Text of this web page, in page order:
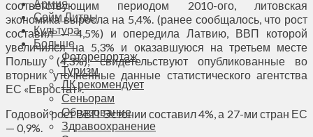
Армия
Сейм Литвы
Культура
Больше
Фоторепортаж
Туризм
ЛК рекомендует
Сеньорам
Образование
Здравоохранение
соответствующим периодом 2010-ого, литовская
экономика выросла на 5,4%. (ранее сообщалось, что рост
составил — 4,5%) и опередила Латвию, ВВП которой
увеличился на 5,3% и оказавшуюся на третьем месте
Польшу (4,3%), свидетельствуют опубликованные во
вторник уточненные данные статистического агентства
ЕС «Евростат».
Годовой рост ВВП Эстонии составил 4%, а 27-ми стран ЕС
— 0,9%.